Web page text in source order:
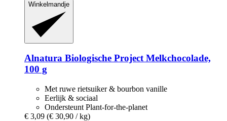
Winkelmandje
Alnatura Biologische Project Melkchocolade,
100 g
Met ruwe rietsuiker & bourbon vanille
Eerlijk & sociaal
Ondersteunt Plant-for-the-planet
€ 3,09 (€ 30,90 / kg)